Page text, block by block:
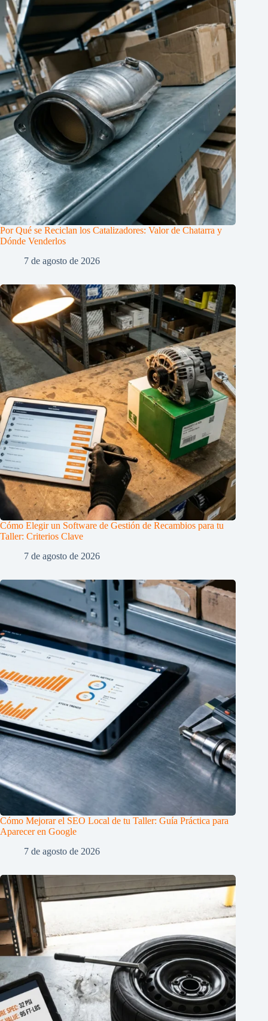
Por Qué se Reciclan los Catalizadores: Valor de Chatarra y
Dónde Venderlos
7 de agosto de 2026
Cómo Elegir un Software de Gestión de Recambios para tu
Taller: Criterios Clave
7 de agosto de 2026
Cómo Mejorar el SEO Local de tu Taller: Guía Práctica para
Aparecer en Google
7 de agosto de 2026